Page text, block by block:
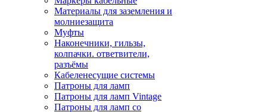
Материалы для заземления и
молниезащита
Муфты
Наконечники, гильзы,
колпачки. ответвители,
разъёмы
Кабеленесущие системы
Патроны для ламп
Патроны для ламп Vintage
Патроны для ламп со